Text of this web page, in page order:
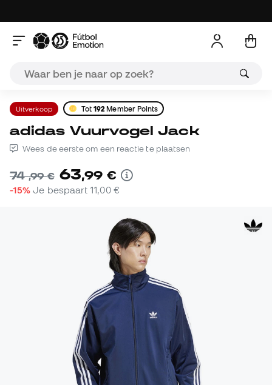
Uitverkoop Tot192 Member Points
adidas Vuurvogel Jack
Wees de eerste om een reactie te plaatsen
74,99 € 63,99 €
-15% Je bespaart11,00 €